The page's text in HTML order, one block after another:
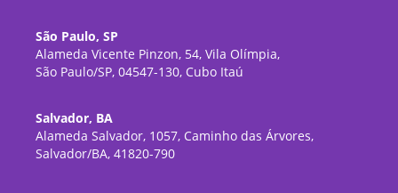
São Paulo, SP
Alameda Vicente Pinzon, 54, Vila Olímpia,
São Paulo/SP, 04547-130, Cubo Itaú
Salvador, BA
Alameda Salvador, 1057, Caminho das Árvores,
Salvador/BA, 41820-790